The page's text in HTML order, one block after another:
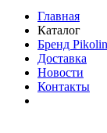
Главная
Каталог
Бренд
Доставка
Новости
Контакты